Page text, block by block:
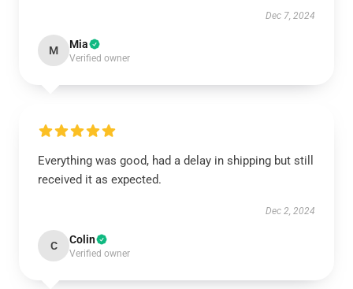
Dec 7, 2024
M Mia
Verified owner
Everything was good, had a delay in shipping but still
received it as expected.
Dec 2, 2024
C Colin
Verified owner